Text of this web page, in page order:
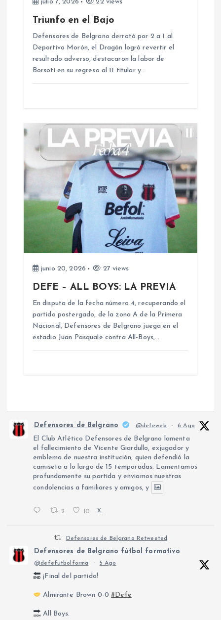
a
d
a
s
julio 7, 2026 22 views
Triunfo en el Bajo
Defensores de Belgrano derrotó por 2 a 1 al
Deportivo Morón, el Dragón logró revertir el
resultado adverso, destacaron la labor de
Borsoti en su regreso al 11 titular y…
junio 20, 2026 27 views
DEFE – ALL BOYS: LA PREVIA
En disputa de la fecha número 4, recuperando el
partido postergado, de la zona A de la Primera
Nacional, Defensores de Belgrano juega en el
estadio Juan Pasquale contra All-Boys,…
Defensores de Belgrano @defeweb · 6 Ago
El Club Atlético Defensores de Belgrano lamenta
el fallecimiento de Vicente Giardullo, exjugador y
emblema de nuestra institución, quien defendió la
camiseta a lo largo de 15 temporadas. Lamentamos
profundamente su partida y enviamos nuestras
condolencias a familiares y amigos, y
2 10 X
Defensores de Belgrano Retweeted
Defensores de Belgrano fútbol formativo
@defefutbolforma · 5 Ago
¡Final del partido!
Almirante Brown 0-0#Defe
All Boys.